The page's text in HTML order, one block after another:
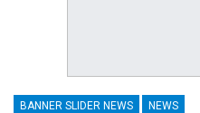
BANNER SLIDER NEWS NEWS